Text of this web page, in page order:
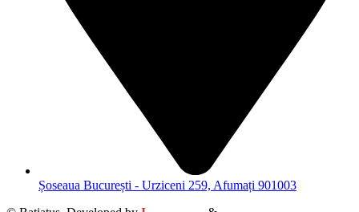
Șoseaua București - Urziceni 259, Afumați 901003